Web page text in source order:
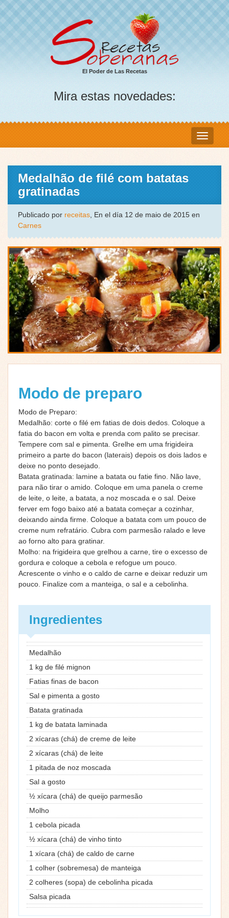
El Poder de Las Recetas
Mira estas novedades:
Medalhão de filé com batatas
gratinadas
Publicado por receitas, En el día 12 de maio de 2015 en
Carnes
Modo de preparo
Modo de Preparo:
Medalhão: corte o filé em fatias de dois dedos. Coloque a
fatia do bacon em volta e prenda com palito se precisar.
Tempere com sal e pimenta. Grelhe em uma frigideira
primeiro a parte do bacon (laterais) depois os dois lados e
deixe no ponto desejado.
Batata gratinada: lamine a batata ou fatie fino. Não lave,
para não tirar o amido. Coloque em uma panela o creme
de leite, o leite, a batata, a noz moscada e o sal. Deixe
ferver em fogo baixo até a batata começar a cozinhar,
deixando ainda firme. Coloque a batata com um pouco de
creme num refratário. Cubra com parmesão ralado e leve
ao forno alto para gratinar.
Molho: na frigideira que grelhou a carne, tire o excesso de
gordura e coloque a cebola e refogue um pouco.
Acrescente o vinho e o caldo de carne e deixar reduzir um
pouco. Finalize com a manteiga, o sal e a cebolinha.
Ingredientes
Medalhão
1 kg de filé mignon
Fatias finas de bacon
Sal e pimenta a gosto
Batata gratinada
1 kg de batata laminada
2 xícaras (chá) de creme de leite
2 xícaras (chá) de leite
1 pitada de noz moscada
Sal a gosto
½ xícara (chá) de queijo parmesão
Molho
1 cebola picada
½ xícara (chá) de vinho tinto
1 xícara (chá) de caldo de carne
1 colher (sobremesa) de manteiga
2 colheres (sopa) de cebolinha picada
Salsa picada